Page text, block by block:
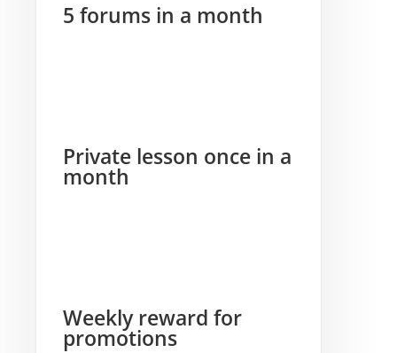
5 forums in a month
Private lesson once in a
month
Weekly reward for
promotions